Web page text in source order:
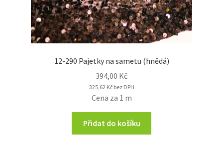
12-290 Pajetky na sametu (hnědá)
394,00 Kč
325,62 Kčbez DPH
Cena za 1 m
Přidat do košíku